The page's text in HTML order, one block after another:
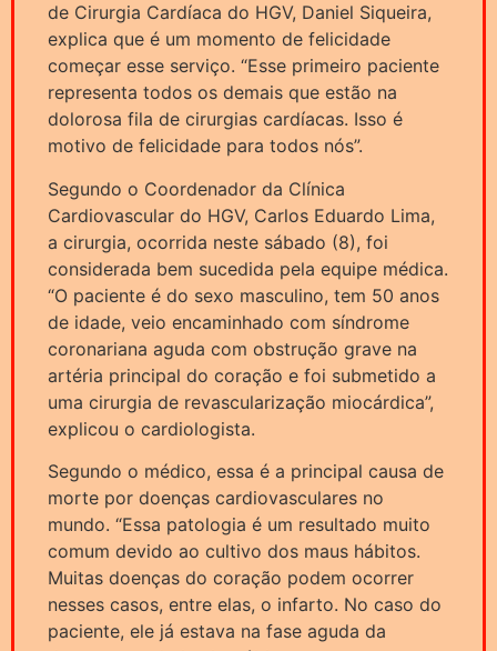
de Cirurgia Cardíaca do HGV, Daniel Siqueira,
explica que é um momento de felicidade
começar esse serviço. “Esse primeiro paciente
representa todos os demais que estão na
dolorosa fila de cirurgias cardíacas. Isso é
motivo de felicidade para todos nós”.
Segundo o Coordenador da Clínica
Cardiovascular do HGV, Carlos Eduardo Lima,
a cirurgia, ocorrida neste sábado (8), foi
considerada bem sucedida pela equipe médica.
“O paciente é do sexo masculino, tem 50 anos
de idade, veio encaminhado com síndrome
coronariana aguda com obstrução grave na
artéria principal do coração e foi submetido a
uma cirurgia de revascularização miocárdica”,
explicou o cardiologista.
Segundo o médico, essa é a principal causa de
morte por doenças cardiovasculares no
mundo. “Essa patologia é um resultado muito
comum devido ao cultivo dos maus hábitos.
Muitas doenças do coração podem ocorrer
nesses casos, entre elas, o infarto. No caso do
paciente, ele já estava na fase aguda da